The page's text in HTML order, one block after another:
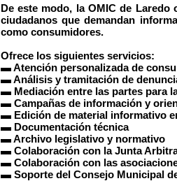
De este modo, la OMIC de
ciudadanos que demandan
como consumidores.
Ofrece los siguientes servicios:
▬ Atención personalizada de
▬ Análisis y tramitación de
▬ Mediación entre las partes para
▬ Campañas de información y
▬ Edición de material informativo
▬ Documentación técnica
▬ Archivo legislativo y normativo
▬ Colaboración con la Junta
▬ Colaboración con las
▬ Soporte del Consejo Municipal